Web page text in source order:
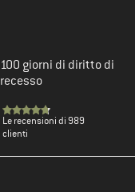
100 giorni di diritto di
recesso
Le recensioni di 989
clienti